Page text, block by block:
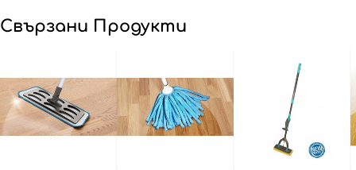
Свързани Продукти